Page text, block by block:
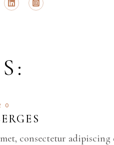
consectetur